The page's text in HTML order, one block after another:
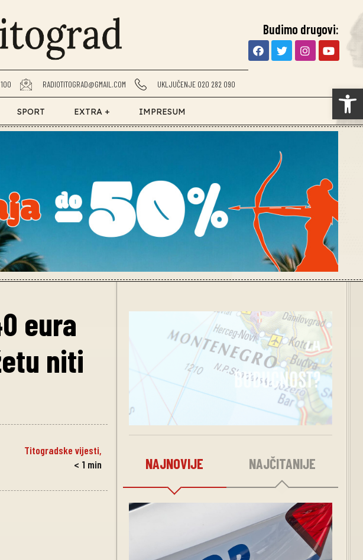
RADIOTITOGRAD@GMAIL.COM UKLJUČENJE 020 282 090
Budimo drugovi:
SPORT EXTRA + IMPRESUM
eura
niti
Titogradske vijesti,
< 1 min NAJNOVIJE NAJČITANIJE